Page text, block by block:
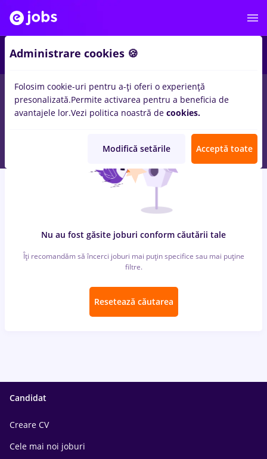
locuri de muncaconectys, Full timeinBucuresti
experientainTransport / Distributie, IT / Telecom
Nu au fost găsite joburi conform căutării tale
Îți recomandăm să încerci joburi mai puțin specifice sau mai puține
filtre.
Resetează căutarea
Candidat
Creare CV
Cele mai noi joburi
Administrare cookies 🍪
Folosim cookie-uri pentru a-ți oferi o experiență
presonalizată.Permite activarea pentru a beneficia de
avantajele lor.Vezi politica noastră de cookies.
Modifică setările Acceptă toate